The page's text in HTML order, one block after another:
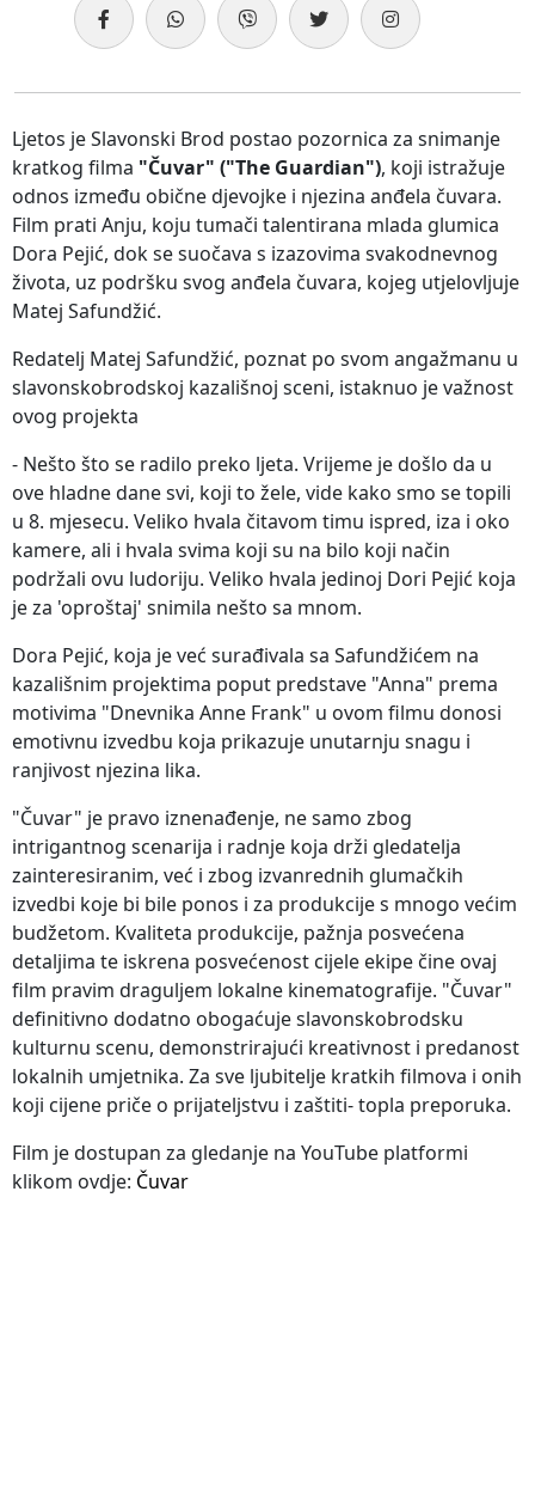
Ljetos je Slavonski Brod postao pozornica za snimanje
kratkog filma "Čuvar" ("The Guardian"), koji istražuje
odnos između obične djevojke i njezina anđela čuvara.
Film prati Anju, koju tumači talentirana mlada glumica
Dora Pejić, dok se suočava s izazovima svakodnevnog
života, uz podršku svog anđela čuvara, kojeg utjelovljuje
Matej Safundžić.
Redatelj Matej Safundžić, poznat po svom angažmanu u
slavonskobrodskoj kazališnoj sceni, istaknuo je važnost
ovog projekta
- Nešto što se radilo preko ljeta. Vrijeme je došlo da u
ove hladne dane svi, koji to žele, vide kako smo se topili
u 8. mjesecu. Veliko hvala čitavom timu ispred, iza i oko
kamere, ali i hvala svima koji su na bilo koji način
podržali ovu ludoriju. Veliko hvala jedinoj Dori Pejić koja
je za 'oproštaj' snimila nešto sa mnom.
Dora Pejić, koja je već surađivala sa Safundžićem na
kazališnim projektima poput predstave "Anna" prema
motivima "Dnevnika Anne Frank" u ovom filmu donosi
emotivnu izvedbu koja prikazuje unutarnju snagu i
ranjivost njezina lika.
"Čuvar" je pravo iznenađenje, ne samo zbog
intrigantnog scenarija i radnje koja drži gledatelja
zainteresiranim, već i zbog izvanrednih glumačkih
izvedbi koje bi bile ponos i za produkcije s mnogo većim
budžetom. Kvaliteta produkcije, pažnja posvećena
detaljima te iskrena posvećenost cijele ekipe čine ovaj
film pravim draguljem lokalne kinematografije. "Čuvar"
definitivno dodatno obogaćuje slavonskobrodsku
kulturnu scenu, demonstrirajući kreativnost i predanost
lokalnih umjetnika. Za sve ljubitelje kratkih filmova i onih
koji cijene priče o prijateljstvu i zaštiti- topla preporuka.
Film je dostupan za gledanje na YouTube platformi
klikom ovdje: Čuvar